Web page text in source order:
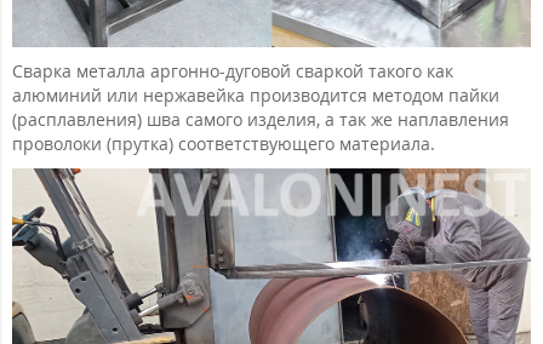
Cварка металла аргонно-дуговой сваркой такого как
алюминий или нержавейка производится методом пайки
(расплавления) шва самого изделия, а так же наплавления
проволоки (прутка) соответствующего материала.